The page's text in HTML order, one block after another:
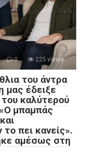
0 225 views
του άντρα
μας έδειξε
καλύτερού
μπαμπάς
πει κανείς».
αμέσως στη